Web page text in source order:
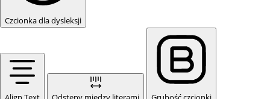
Czcionka dla dysleksji